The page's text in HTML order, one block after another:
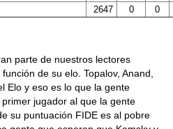
2647 0 0
parte de nuestros lectores
de su elo. Topalov, Anand,
Elo y eso es lo que la gente
jugador al que la gente
su puntuación FIDE es al pobre